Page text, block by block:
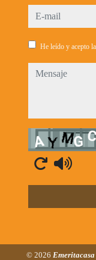
e-mail
He leído y acepto
mensaje
Captcha
© 2026